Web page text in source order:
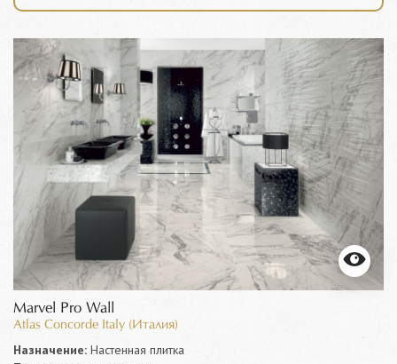
Marvel Pro Wall
Atlas Concorde Italy (Италия)
Назначение: Настенная плитка